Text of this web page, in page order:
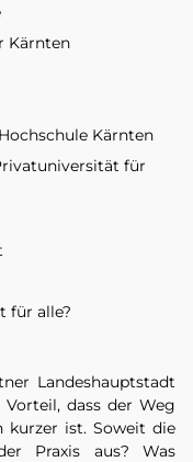
Kärnten
Kärnten
für
für alle?
Landeshauptstadt
dass der Weg
kurzer ist. Soweit die
Praxis aus? Was